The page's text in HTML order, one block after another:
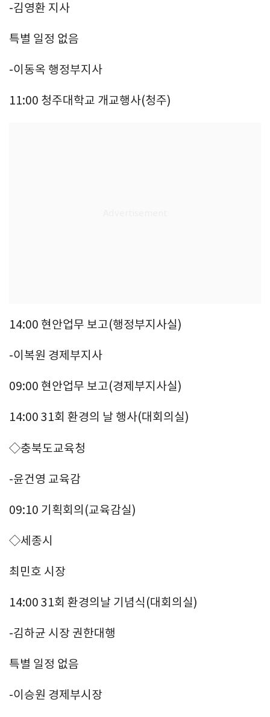
-김영환 지사
특별 일정 없음
-이동옥 행정부지사
11:00 청주대학교 개교행사(청주)
14:00 현안업무 보고(행정부지사실)
-이복원 경제부지사
09:00 현안업무 보고(경제부지사실)
14:00 31회 환경의 날 행사(대회의실)
◇충북도교육청
-윤건영 교육감
09:10 기획회의(교육감실)
◇세종시
최민호 시장
14:00 31회 환경의날 기념식(대회의실)
-김하균 시장 권한대행
특별 일정 없음
-이승원 경제부시장